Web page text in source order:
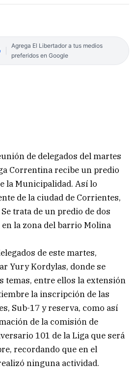
Agrega El Libertador a tus medios
preferidos en Google
de delegados del martes
Correntina recibe un predio
la Municipalidad. Así lo
de la ciudad de Corrientes,
trata de un predio de dos
la zona del barrio Molina
de este martes,
Yury Kordylas, donde se
temas, entre ellos la extensión
la inscripción de las
Sub-17 y reserva, como así
de la comisión de
101 de la Liga que será
recordando que en el
ninguna actividad.